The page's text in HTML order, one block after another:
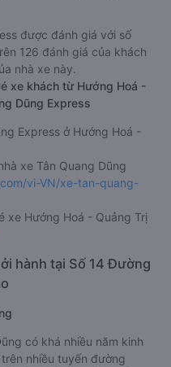
được đánh giá với số
126 đánh giá của khách
nhà xe này.
xe khách từ Hướng Hoá -
Dũng Express
Express ở Hướng Hoá -
xe Tân Quang Dũng
vi-VN/xe-tan-quang-
xe Hướng Hoá - Quảng Trị
hành tại Số 14 Đường
có khá nhiều năm kinh
nhiều tuyến đường